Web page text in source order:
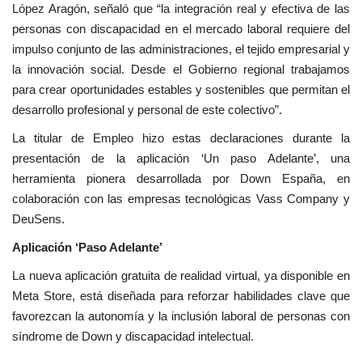
López Aragón, señaló que “la integración real y efectiva de las
personas con discapacidad en el mercado laboral requiere del
impulso conjunto de las administraciones, el tejido empresarial y
la innovación social. Desde el Gobierno regional trabajamos
para crear oportunidades estables y sostenibles que permitan el
desarrollo profesional y personal de este colectivo”.
La titular de Empleo hizo estas declaraciones durante la
presentación de la aplicación ‘Un paso Adelante’, una
herramienta pionera desarrollada por Down España, en
colaboración con las empresas tecnológicas Vass Company y
DeuSens.
Aplicación ‘Paso Adelante’
La nueva aplicación gratuita de realidad virtual, ya disponible en
Meta Store, está diseñada para reforzar habilidades clave que
favorezcan la autonomía y la inclusión laboral de personas con
síndrome de Down y discapacidad intelectual.